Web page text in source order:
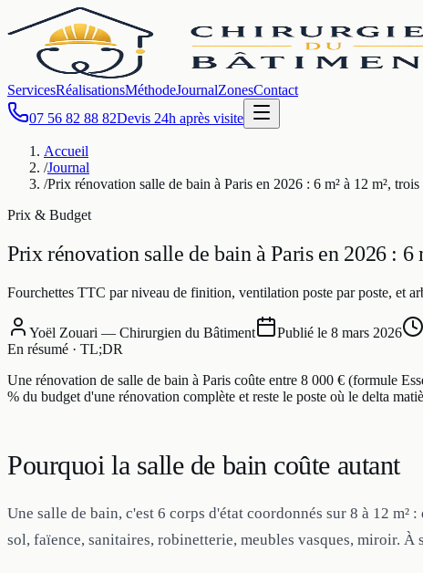
ServicesRéalisationsMéthodeJournalZonesContact
07 56 82 88 82Devis 24h après visite
Accueil
/Journal
/Prix rénovation salle de bain à Paris en 2026 : 6 m² à 12 m²,
Prix & Budget
Prix rénovation salle de bain à Paris en 2026 : 6
Fourchettes TTC par niveau de finition, ventilation poste par poste, et
Yoël Zouari — Chirurgien du Bâtiment Publié le 8 mars 2026
En résumé · TL;DR
Une rénovation de salle de bain à Paris coûte entre 8 000 € (formule
% du budget d'une rénovation complète et reste le poste où le delta
Pourquoi la salle de bain coûte autant
Une salle de bain, c'est 6 corps d'état coordonnés sur 8 à 12
sol, faïence, sanitaires, robinetterie, meubles vasques, miroir.